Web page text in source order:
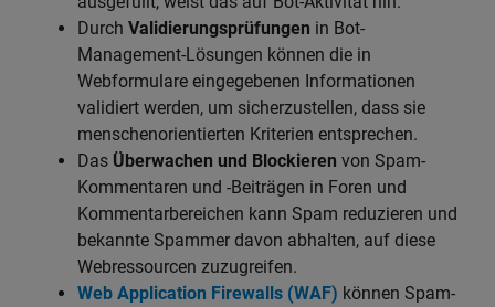
Durch Validierungsprüfungen in Bot-
Management-Lösungen können die in
Webformulare eingegebenen Informationen
validiert werden, um sicherzustellen, dass sie
menschenorientierten Kriterien entsprechen.
Das Überwachen und Blockieren von Spam-
Kommentaren und -Beiträgen in Foren und
Kommentarbereichen kann Spam reduzieren und
bekannte Spammer davon abhalten, auf diese
Webressourcen zuzugreifen.
Web Application Firewalls (WAF) können Spam-